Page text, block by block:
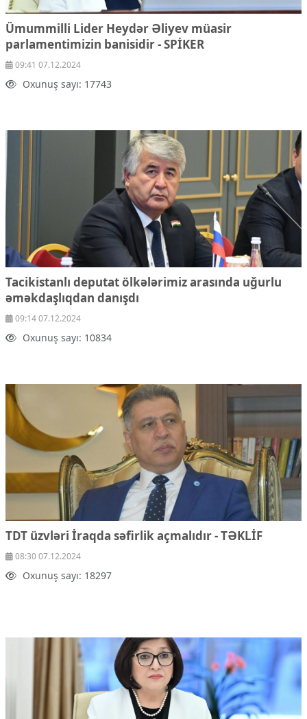
Ümummilli Lider Heydər Əliyev müasir
parlamentimizin banisidir - SPİKER
09:41 07.12.2024
Oxunuş sayı: 17743
Tacikistanlı deputat ölkələrimiz arasında uğurlu
əməkdaşlıqdan danışdı
09:14 07.12.2024
Oxunuş sayı: 10834
TDT üzvləri İraqda səfirlik açmalıdır - TƏKLİF
08:30 07.12.2024
Oxunuş sayı: 18297